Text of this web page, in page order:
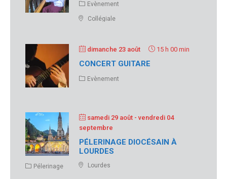
Collégiale
Evènement
dimanche 23 août 15 h 00 min
CONCERT GUITARE
Evènement
samedi 29 août - vendredi 04
septembre
PÉLERINAGE DIOCÉSAIN À
LOURDES
Lourdes
Pélerinage